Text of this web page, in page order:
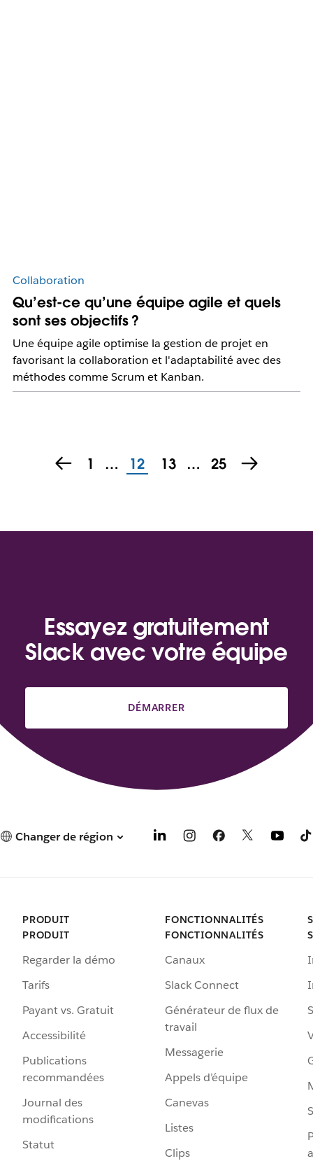
Collaboration
Qu’est-ce qu’une équipe agile et quels
sont ses objectifs ?
Une équipe agile optimise la gestion de projet en
favorisant la collaboration et l'adaptabilité avec des
méthodes comme Scrum et Kanban.
1 … 12 13 … 25
Essayez gratuitement
Slack avec votre équipe
DÉMARRER
Changer de région
PRODUIT
PRODUIT
Regarder la démo
Tarifs
Payant vs. Gratuit
Accessibilité
Publications
recommandées
Journal des
modifications
Statut
FONCTIONNALITÉS
FONCTIONNALITÉS
Canaux
Slack Connect
Générateur de flux de
travail
Messagerie
Appels d’équipe
Canevas
Listes
Clips